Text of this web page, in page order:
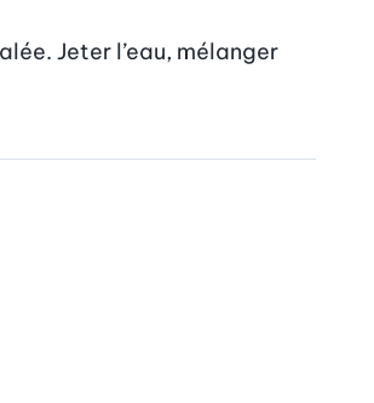
Jeter l’eau, mélanger